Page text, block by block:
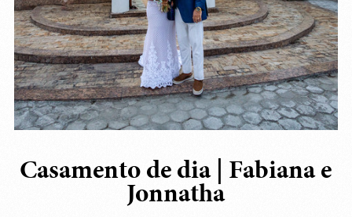
Casamento de dia | Fabiana e
Jonnatha